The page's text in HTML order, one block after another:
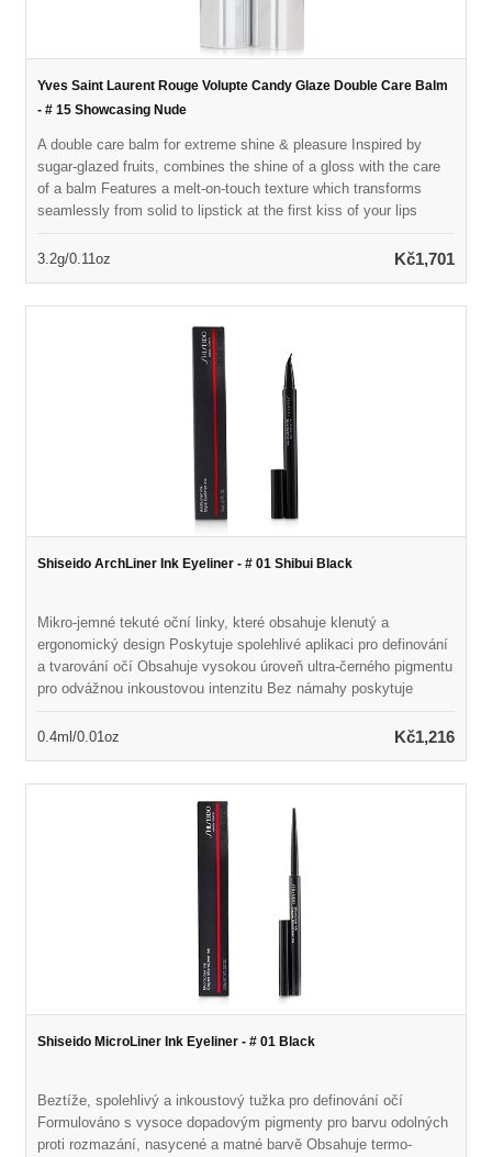
Yves Saint Laurent Rouge Volupte Candy Glaze Double Care Balm
- # 15 Showcasing Nude
A double care balm for extreme shine & pleasure Inspired by
sugar-glazed fruits, combines the shine of a gloss with the care
of a balm Features a melt-on-touch texture which transforms
seamlessly from solid to lipstick at the first kiss of your lips
Acid, nourishing Vitamin E, soothing cold-pressed mango oil &
3.2g/0.11oz Kč1,701
Shiseido ArchLiner Ink Eyeliner - # 01 Shibui Black
Mikro-jemné tekuté oční linky, které obsahuje klenutý a
ergonomický design Poskytuje spolehlivé aplikaci pro definování
a tvarování očí Obsahuje vysokou úroveň ultra-černého pigmentu
pro odvážnou inkoustovou intenzitu Bez námahy poskytuje
nejtenčích po nejsilnější Vodní odolná vůči, odolnost proti
0.4ml/0.01oz Kč1,216
Shiseido MicroLiner Ink Eyeliner - # 01 Black
Beztíže, spolehlivý a inkoustový tužka pro definování očí
Formulováno s vysoce dopadovým pigmenty pro barvu odolných
proti rozmazání, nasycené a matné barvě Obsahuje termo-